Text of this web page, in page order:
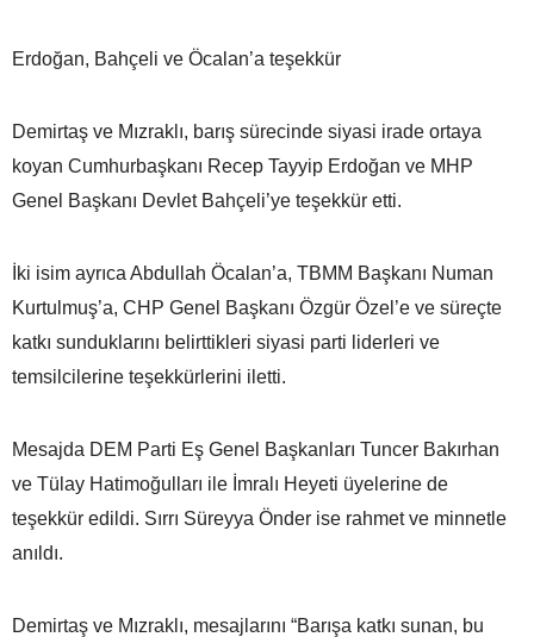
Erdoğan, Bahçeli ve Öcalan’a teşekkür
Demirtaş ve Mızraklı, barış sürecinde siyasi irade ortaya
koyan Cumhurbaşkanı Recep Tayyip Erdoğan ve MHP
Genel Başkanı Devlet Bahçeli’ye teşekkür etti.
İki isim ayrıca Abdullah Öcalan’a, TBMM Başkanı Numan
Kurtulmuş’a, CHP Genel Başkanı Özgür Özel’e ve süreçte
katkı sunduklarını belirttikleri siyasi parti liderleri ve
temsilcilerine teşekkürlerini iletti.
Mesajda DEM Parti Eş Genel Başkanları Tuncer Bakırhan
ve Tülay Hatimoğulları ile İmralı Heyeti üyelerine de
teşekkür edildi. Sırrı Süreyya Önder ise rahmet ve minnetle
anıldı.
Demirtaş ve Mızraklı, mesajlarını “Barışa katkı sunan, bu